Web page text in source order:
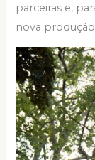
parceiras e,
nova